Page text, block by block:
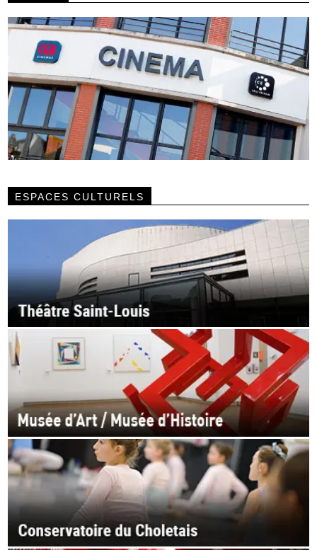
ESPACES CULTURELS